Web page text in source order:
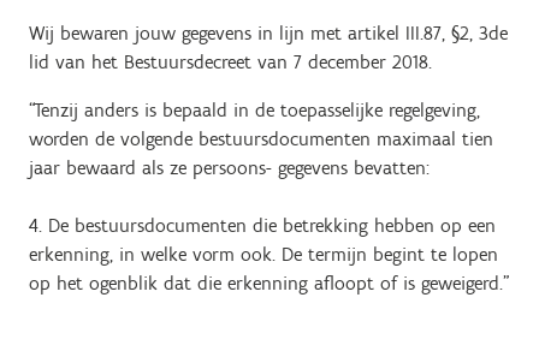
Wij bewaren jouw gegevens in lijn met artikel III.87, §2, 3de
lid van het Bestuursdecreet van 7 december 2018.
“Tenzij anders is bepaald in de toepasselijke regelgeving,
worden de volgende bestuursdocumenten maximaal tien
jaar bewaard als ze persoons- gegevens bevatten:
4. De bestuursdocumenten die betrekking hebben op een
erkenning, in welke vorm ook. De termijn begint te lopen
op het ogenblik dat die erkenning afloopt of is geweigerd.”